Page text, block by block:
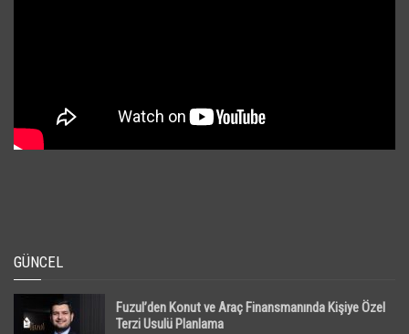
GÜNCEL
Fuzul’den Konut ve Araç Finansmanında Kişiye Özel
Terzi Usulü Planlama